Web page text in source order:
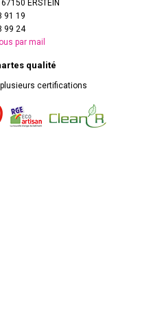
ERSTEIN
91 19
99 24
par mail
qualité
certifications